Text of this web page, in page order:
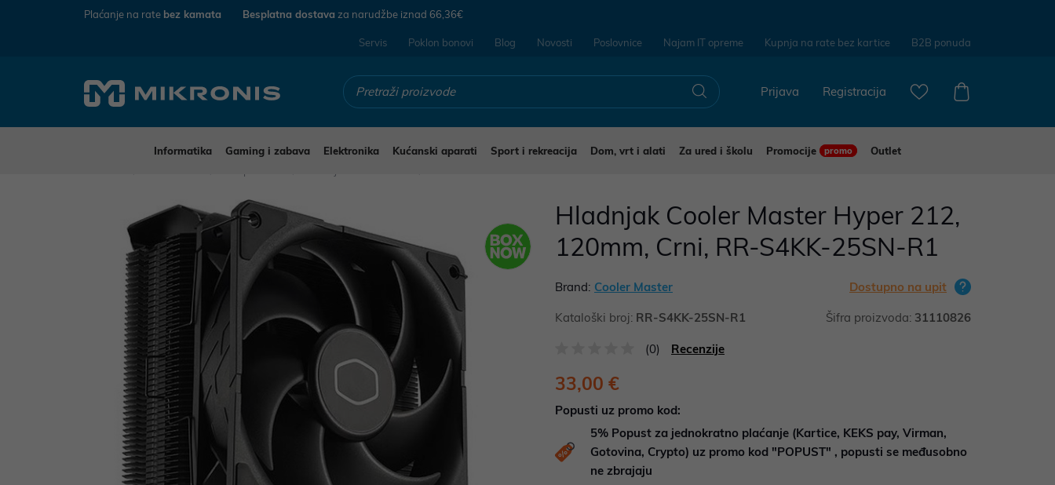
Plaćanje na rate bez kamata Besplatna dostava za narudžbe iznad 66,36€
Servis Poklon bonovi Blog Novosti Poslovnice Najam IT opreme Kupnja na rate bez kartice B2B ponuda
Registracija
Prijava
Informatika Gaming i zabava Elektronika Kućanski aparati Sport i rekreacija Dom, vrt i alati Za ured i školu Promocije promo
Outlet
Hladnjak Cooler Master Hyper 212,
120mm, Crni, RR-S4KK-25SN-R1
Brand: Cooler Master Dostupno na upit
Kataloški broj: RR-S4KK-25SN-R1 Šifra proizvoda: 31110826
(0) Recenzije
33,00 €
Popusti uz promo kod:
5% Popust za jednokratno plaćanje (Kartice, KEKS pay, Virman,
Gotovina, Crypto) uz promo kod "POPUST" , popusti se međusobno
ne zbrajaju